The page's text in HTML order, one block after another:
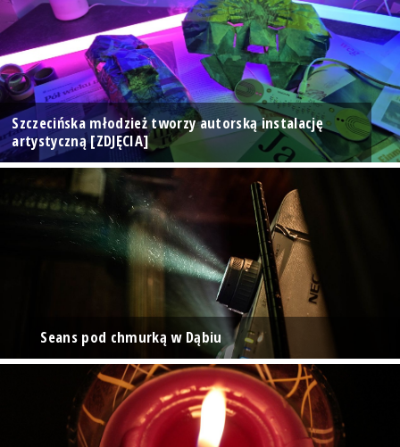
Szczecińska młodzież tworzy autorską instalację
artystyczną [ZDJĘCIA]
Seans pod chmurką w Dąbiu